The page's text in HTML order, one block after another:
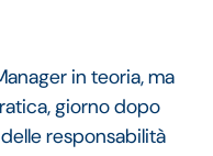
in teoria, ma
giorno dopo
responsabilità